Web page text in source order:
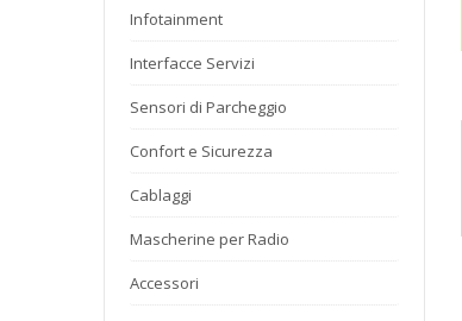
Infotainment
Interfacce Servizi
Sensori di Parcheggio
Confort e Sicurezza
Cablaggi
Mascherine per Radio
Accessori